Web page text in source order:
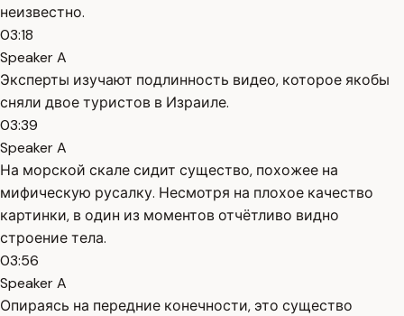
неизвестно.
03:18
Speaker A
Эксперты изучают подлинность видео, которое якобы
сняли двое туристов в Израиле.
03:39
Speaker A
На морской скале сидит существо, похожее на
мифическую русалку. Несмотря на плохое качество
картинки, в один из моментов отчётливо видно
строение тела.
03:56
Speaker A
Опираясь на передние конечности, это существо